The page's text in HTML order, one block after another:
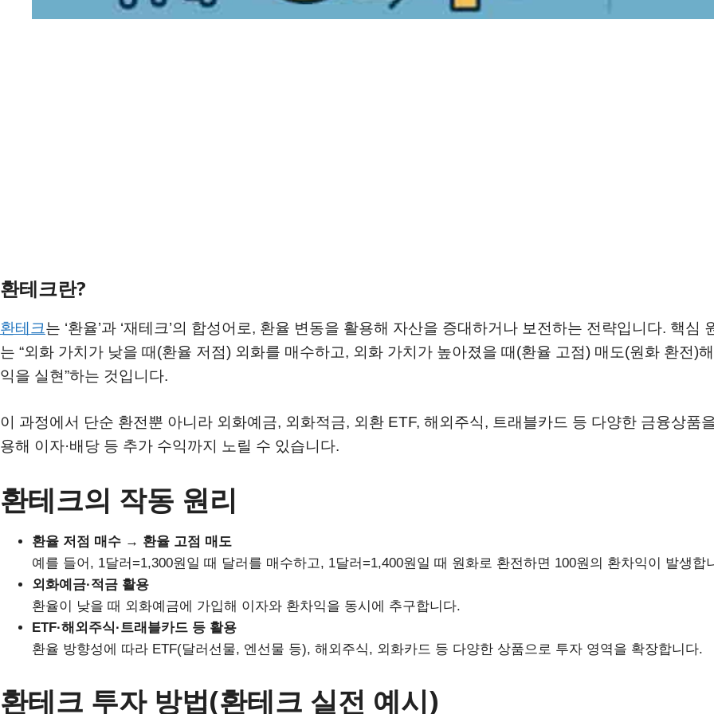
환테크란?
환테크는 ‘환율’과 ‘재테크’의 합성어로, 환율 변동을 활용해 자산을 증대하거나 보전하는 전략입니다. 핵심
는 “외화 가치가 낮을 때(환율 저점) 외화를 매수하고, 외화 가치가 높아졌을 때(환율 고점) 매도(원화 환전)
익을 실현”하는 것입니다.
이 과정에서 단순 환전뿐 아니라 외화예금, 외화적금, 외환 ETF, 해외주식, 트래블카드 등 다양한 금융상품
용해 이자·배당 등 추가 수익까지 노릴 수 있습니다.
환테크의 작동 원리
환율 저점 매수 → 환율 고점 매도
예를 들어, 1달러=1,300원일 때 달러를 매수하고, 1달러=1,400원일 때 원화로 환전하면 100원의 환차익이 발생합
외화예금·적금 활용
환율이 낮을 때 외화예금에 가입해 이자와 환차익을 동시에 추구합니다.
ETF·해외주식·트래블카드 등 활용
환율 방향성에 따라 ETF(달러선물, 엔선물 등), 해외주식, 외화카드 등 다양한 상품으로 투자 영역을 확장합니다.
환테크 투자 방법(환테크 실전 예시)